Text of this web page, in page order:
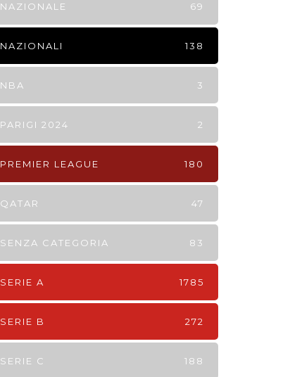
NAZIONALE 69
NAZIONALI 138
NBA 3
PARIGI 2024 2
PREMIER LEAGUE 180
QATAR 47
SENZA CATEGORIA 83
SERIE A 1785
SERIE B 272
SERIE C 188